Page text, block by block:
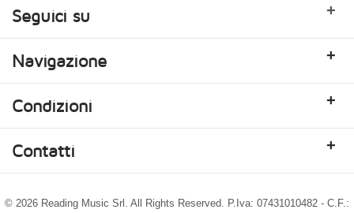
Seguici su +
Navigazione +
Condizioni +
Contatti +
© 2026 Reading Music Srl. All Rights Reserved. P.Iva: 07431010482 - C.F.: